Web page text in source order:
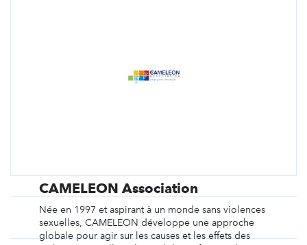
CAMELEON Association
Née en 1997 et aspirant à un monde sans violences
sexuelles, CAMELEON développe une approche
globale pour agir sur les causes et les effets des